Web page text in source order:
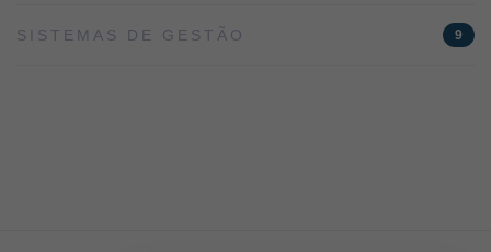
SISTEMAS DE GESTÃO 9